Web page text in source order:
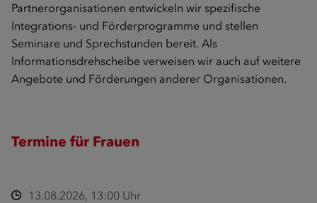
Partnerorganisationen entwickeln wir spezifische
Integrations- und Förderprogramme und stellen
Seminare und Sprechstunden bereit. Als
Informationsdrehscheibe verweisen wir auch auf weitere
Angebote und Förderungen anderer Organisationen.
Termine für Frauen
13.08.2026, 13:00 Uhr